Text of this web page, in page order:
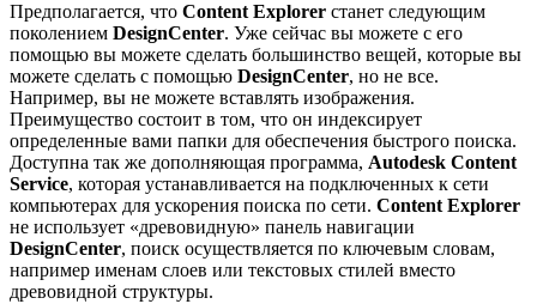
Предполагается, что Content Explorer станет следующим
поколением DesignCenter. Уже сейчас вы можете с его
помощью вы можете сделать большинство вещей, которые вы
можете сделать с помощью DesignCenter, но не все.
Например, вы не можете вставлять изображения.
Преимущество состоит в том, что он индексирует
определенные вами папки для обеспечения быстрого поиска.
Доступна так же дополняющая программа, Autodesk Content
Service, которая устанавливается на подключенных к сети
компьютерах для ускорения поиска по сети. Content Explorer
не использует «древовидную» панель навигации
DesignCenter, поиск осуществляется по ключевым словам,
например именам слоев или текстовых стилей вместо
древовидной структуры.